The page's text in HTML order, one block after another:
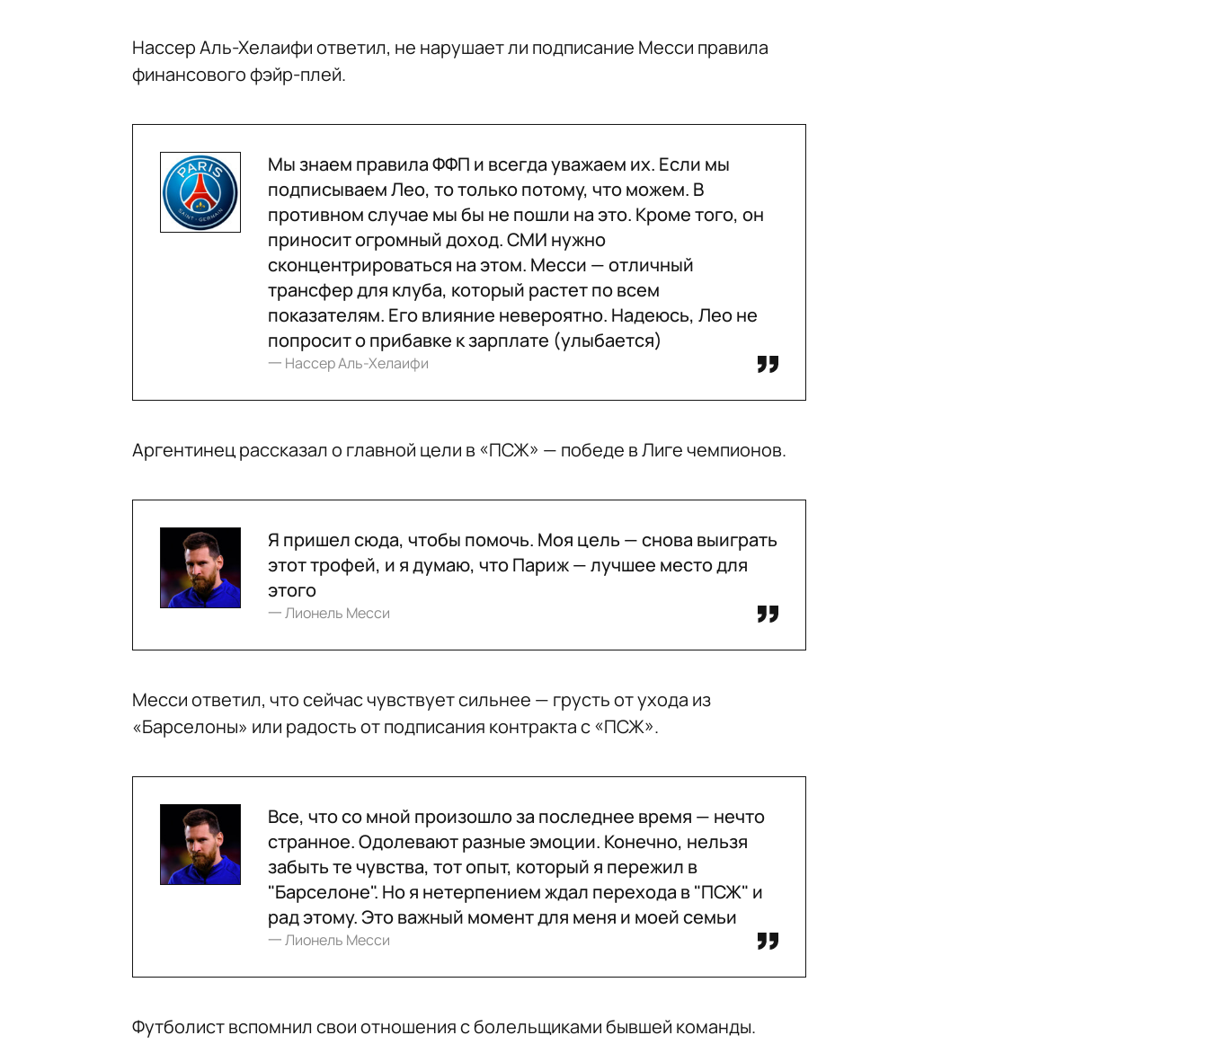
Нассер Аль-Хелаифи ответил, не нарушает ли подписание Месси правила
финансового фэйр-плей.
Мы знаем правила ФФП и всегда уважаем их. Если мы
подписываем Лео, то только потому, что можем. В
противном случае мы бы не пошли на это. Кроме того, он
приносит огромный доход. СМИ нужно
сконцентрироваться на этом. Месси — отличный
трансфер для клуба, который растет по всем
показателям. Его влияние невероятно. Надеюсь, Лео не
попросит о прибавке к зарплате (улыбается)
一 Нассер Аль-Хелаифи
Аргентинец рассказал о главной цели в «ПСЖ» — победе в Лиге чемпионов.
Я пришел сюда, чтобы помочь. Моя цель — снова выиграть
этот трофей, и я думаю, что Париж — лучшее место для
этого
一 Лионель Месси
Месси ответил, что сейчас чувствует сильнее — грусть от ухода из
«Барселоны» или радость от подписания контракта с «ПСЖ».
Все, что со мной произошло за последнее время — нечто
странное. Одолевают разные эмоции. Конечно, нельзя
забыть те чувства, тот опыт, который я пережил в
"Барселоне". Но я нетерпением ждал перехода в "ПСЖ" и
рад этому. Это важный момент для меня и моей семьи
一 Лионель Месси
Футболист вспомнил свои отношения с болельщиками бывшей команды.